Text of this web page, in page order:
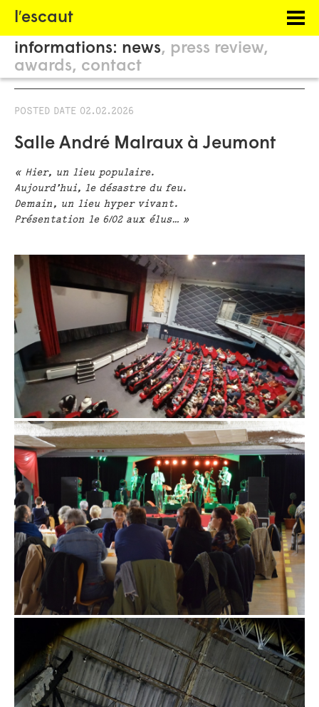
l′escaut
PHILOSOPHY
INFORMATION
informations: news
press review
awards
contact
POSTED DATE 02.02.2026
Salle André Malraux à Jeumont
« Hier, un lieu populaire.
Aujourd’hui, le désastre du feu.
Demain, un lieu hyper vivant.
Présentation le 6/02 aux élus… »